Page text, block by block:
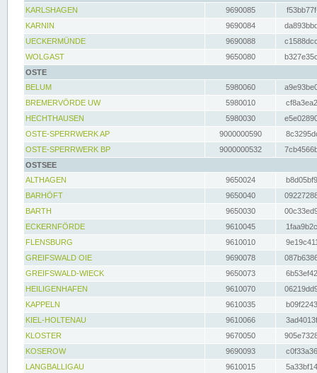
KARLSHAGEN
9690085
KARNIN
9690084
UECKERMÜNDE
9690088
WOLGAST
9650080
OSTE
BELUM
5980060
BREMERVÖRDE UW
5980010
HECHTHAUSEN
5980030
OSTE-SPERRWERK AP
9000000590
OSTE-SPERRWERK BP
9000000532
OSTSEE
ALTHAGEN
9650024
BARHÖFT
9650040
BARTH
9650030
ECKERNFÖRDE
9610045
FLENSBURG
9610010
GREIFSWALD OIE
9690078
GREIFSWALD-WIECK
9650073
HEILIGENHAFEN
9610070
KAPPELN
9610035
KIEL-HOLTENAU
9610066
KLOSTER
9670050
KOSEROW
9690093
LANGBALLIGAU
9610015